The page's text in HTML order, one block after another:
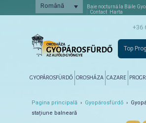
Română Baie nocturnă la Băile
Contact
Harta
+36
Top
Tovább az elsődleges
Tovább a másodlagos
GYOPÁROSFÜRDŐ OROSHÁZA CAZARE
Pagina principală › Gyopárosfürdő ›
stațiune balneară